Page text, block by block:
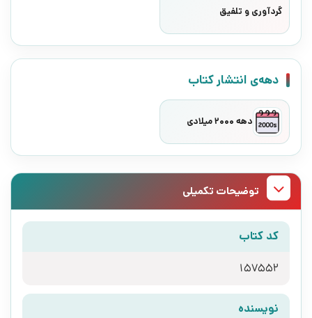
گردآوری و تلفیق
دهه‌ی انتشار کتاب
دهه 2000 میلادی
توضیحات تکمیلی
کد کتاب
157552
نویسنده